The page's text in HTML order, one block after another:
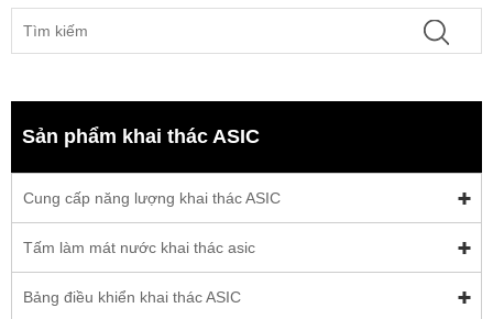
Sản phẩm khai thác ASIC
Cung cấp năng lượng khai thác ASIC
Tấm làm mát nước khai thác asic
Bảng điều khiển khai thác ASIC